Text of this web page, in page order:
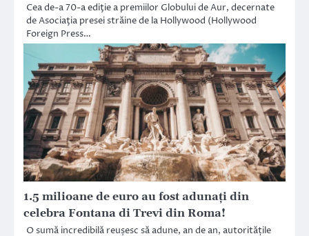
Cea de-a 70-a ediţie a premiilor Globului de Aur, decernate
de Asociaţia presei străine de la Hollywood (Hollywood
Foreign Press…
1.5 milioane de euro au fost adunați din
celebra Fontana di Trevi din Roma!
O sumă incredibilă reușesc să adune, an de an, autoritățile